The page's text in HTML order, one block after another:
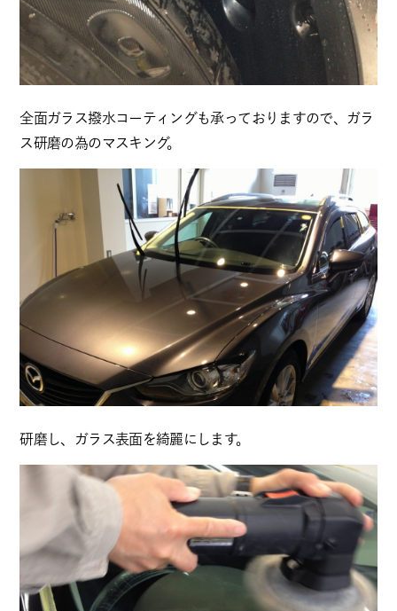
全面ガラス撥水コーティングも承っておりますので、ガラ
ス研磨の為のマスキング。
研磨し、ガラス表面を綺麗にします。